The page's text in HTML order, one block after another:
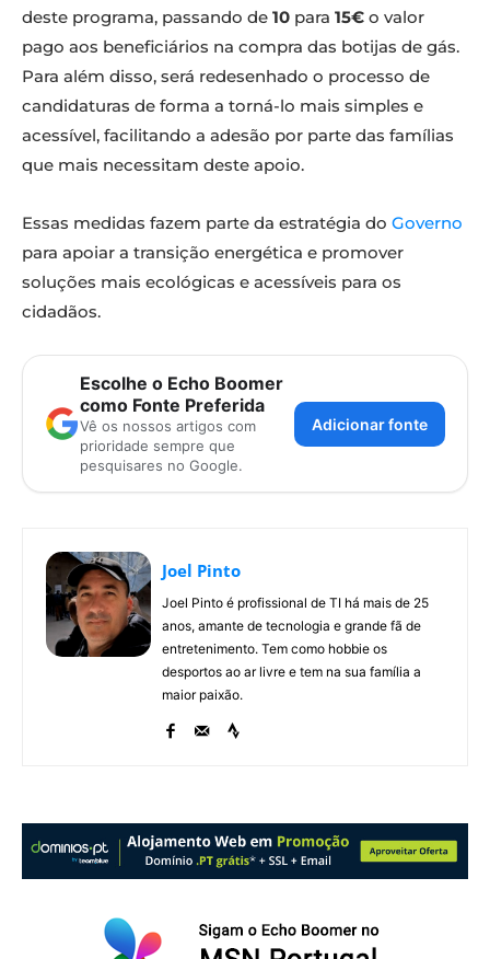
deste programa, passando de 10 para 15€ o valor
pago aos beneficiários na compra das botijas de gás.
Para além disso, será redesenhado o processo de
candidaturas de forma a torná-lo mais simples e
acessível, facilitando a adesão por parte das famílias
que mais necessitam deste apoio.
Essas medidas fazem parte da estratégia do Governo
para apoiar a transição energética e promover
soluções mais ecológicas e acessíveis para os
cidadãos.
Escolhe o Echo Boomer
como Fonte Preferida
Vê os nossos artigos com
prioridade sempre que
pesquisares no Google.
Adicionar fonte
Joel Pinto
Joel Pinto é profissional de TI há mais de 25
anos, amante de tecnologia e grande fã de
entretenimento. Tem como hobbie os
desportos ao ar livre e tem na sua família a
maior paixão.